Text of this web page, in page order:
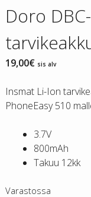
Doro
19,00€ sis alv
Insmat Li-Ion
PhoneEasy 510
3.7V
800mAh
Takuu 12kk
Varastossa